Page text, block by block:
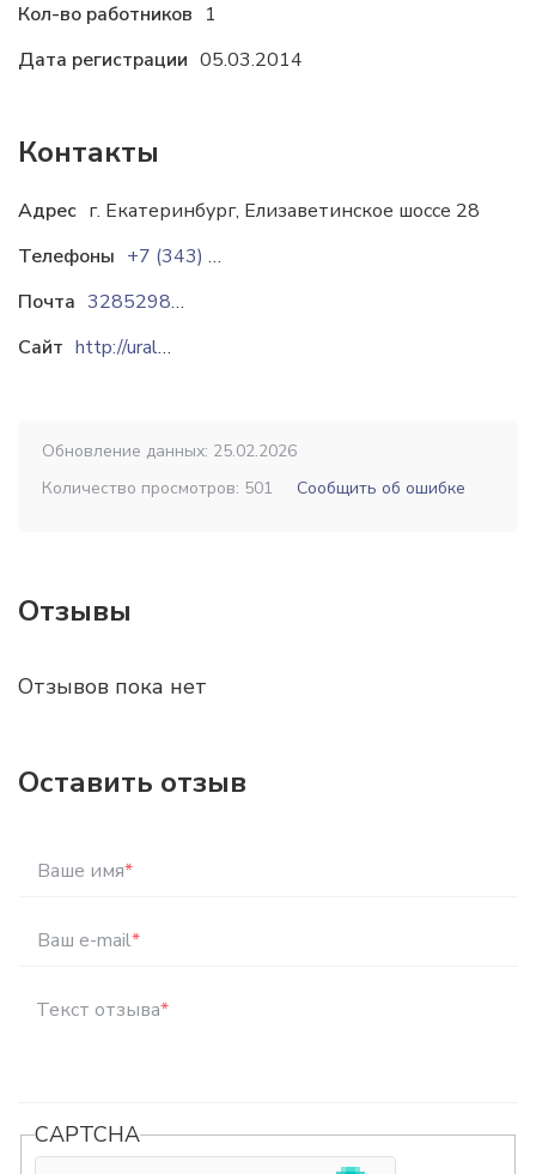
Кол-во работников 1
Дата регистрации 05.03.2014
Контакты
Адрес г. Екатеринбург, Елизаветинское шоссе 28
Телефоны
+7 (343) 328-52-98
Почта
3285298@mail.ru
Сайт
http://uralpuls.ru
Обновление данных: 25.02.2026
Количество просмотров: 501
Сообщить об ошибке
Отзывы
Отзывов пока нет
Оставить отзыв
Ваше имя*
Ваш e-mail*
Текст отзыва*
CAPTCHA